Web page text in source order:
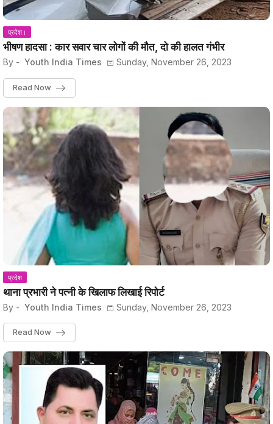
प्रदेश।
भीषण हादसा : कार सवार चार लोगों की मौत, दो की हालत गंभीर
By - Youth India Times Sunday, November 26, 2023
Read Now
प्रदेश
थाना प्रभारी ने पत्नी के खिलाफ लिखाई रिपोर्ट
By - Youth India Times Sunday, November 26, 2023
Read Now